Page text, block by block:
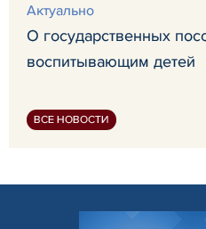
Актуально
О государственных
воспитывающим детей
ВСЕ НОВОСТИ